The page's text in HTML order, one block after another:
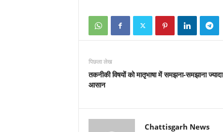
पिछला लेख
तकनीकी विषयों को मातृभाषा में समझना-समझाना ज्यादा
आसान
Chattisgarh News